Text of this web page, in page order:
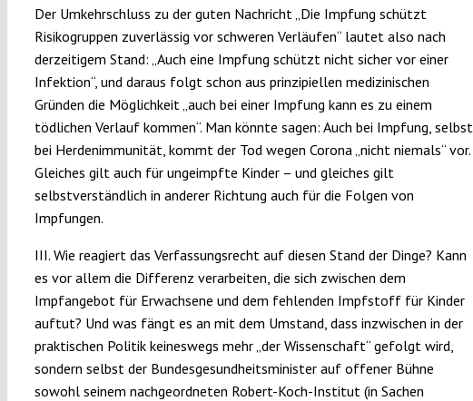
Der Umkehrschluss zu der guten Nachricht „Die Impfung schützt
Risikogruppen zuverlässig vor schweren Verläufen“ lautet also nach
derzeitigem Stand: „Auch eine Impfung schützt nicht sicher vor einer
Infektion“, und daraus folgt schon aus prinzipiellen medizinischen
Gründen die Möglichkeit „auch bei einer Impfung kann es zu einem
tödlichen Verlauf kommen“. Man könnte sagen: Auch bei Impfung, selbst
bei Herdenimmunität, kommt der Tod wegen Corona „nicht niemals“ vor.
Gleiches gilt auch für ungeimpfte Kinder – und gleiches gilt
selbstverständlich in anderer Richtung auch für die Folgen von
Impfungen.
III. Wie reagiert das Verfassungsrecht auf diesen Stand der Dinge? Kann
es vor allem die Differenz verarbeiten, die sich zwischen dem
Impfangebot für Erwachsene und dem fehlenden Impfstoff für Kinder
auftut? Und was fängt es an mit dem Umstand, dass inzwischen in der
praktischen Politik keineswegs mehr „der Wissenschaft“ gefolgt wird,
sondern selbst der Bundesgesundheitsminister auf offener Bühne
sowohl seinem nachgeordneten Robert-Koch-Institut (in Sachen